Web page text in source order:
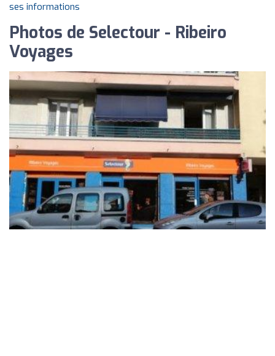
ses informations
Photos de Selectour - Ribeiro
Voyages